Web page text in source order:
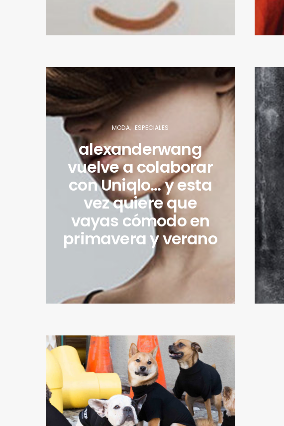
MODA ESPECIALES
alexanderwang
vuelve a colaborar
con Uniqlo… y esta
vez quiere que
vayas cómodo en
primavera y verano